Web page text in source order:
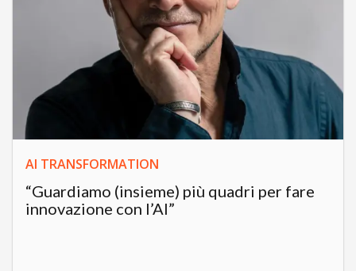
AI TRANSFORMATION
“Guardiamo (insieme) più quadri per fare
innovazione con l’AI”